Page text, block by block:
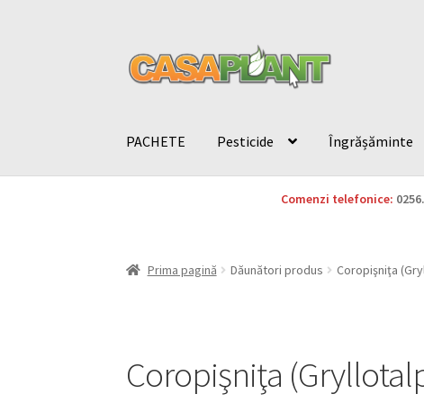
PACHETE Pesticide Îngrășăminte
Comenzi telefonice:
Prima pagină Dăunători produs Coropişniţa
Coropişniţa